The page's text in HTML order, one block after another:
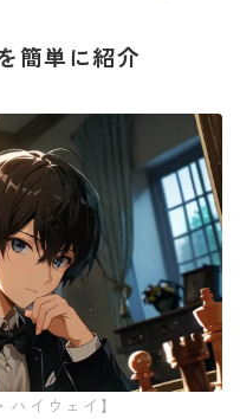
簡単に紹介
イウェイ】